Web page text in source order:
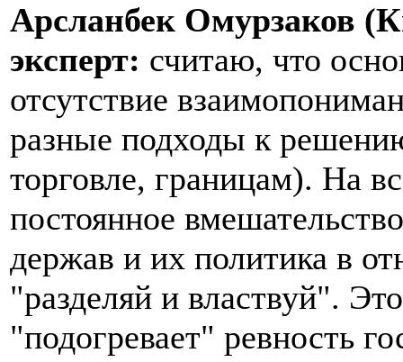
Арсланбек Омурзаков
эксперт: считаю, что
отсутствие
разные подходы к
торговле, границам). На
постоянное
держав и их политика в
"разделяй и властвуй".
"подогревает" ревность